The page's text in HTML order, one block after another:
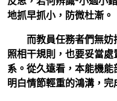
地抓早抓小，防微杜漸。
而教員任務者們無
照相干規則，也要妥當
系。從久遠看，本能機
明白情節輕重的鴻溝，完